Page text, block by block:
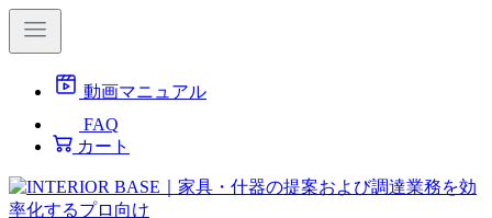
動画マニュアル
FAQ
カート